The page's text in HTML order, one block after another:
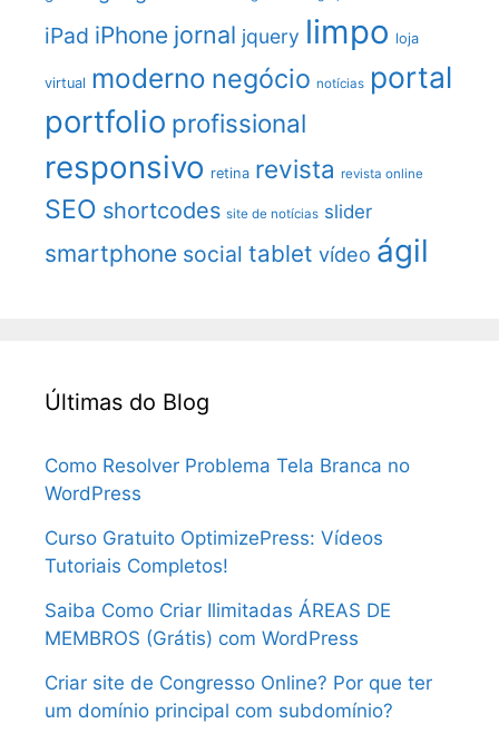
iPad iPhone jornal jquery limpo loja
virtual moderno negócio notícias portal
portfolio profissional
responsivo retina revista revista online
SEO shortcodes site de notícias slider
smartphone social tablet vídeo ágil
Últimas do Blog
Como Resolver Problema Tela Branca no
WordPress
Curso Gratuito OptimizePress: Vídeos
Tutoriais Completos!
Saiba Como Criar Ilimitadas ÁREAS DE
MEMBROS (Grátis) com WordPress
Criar site de Congresso Online? Por que ter
um domínio principal com subdomínio?